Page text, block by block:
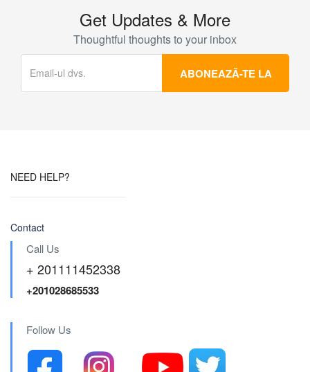
Get Updates & More
Thoughtful thoughts to your inbox
NEED HELP?
Contact
Call Us
+ 201111452338
+201028685533
Follow Us